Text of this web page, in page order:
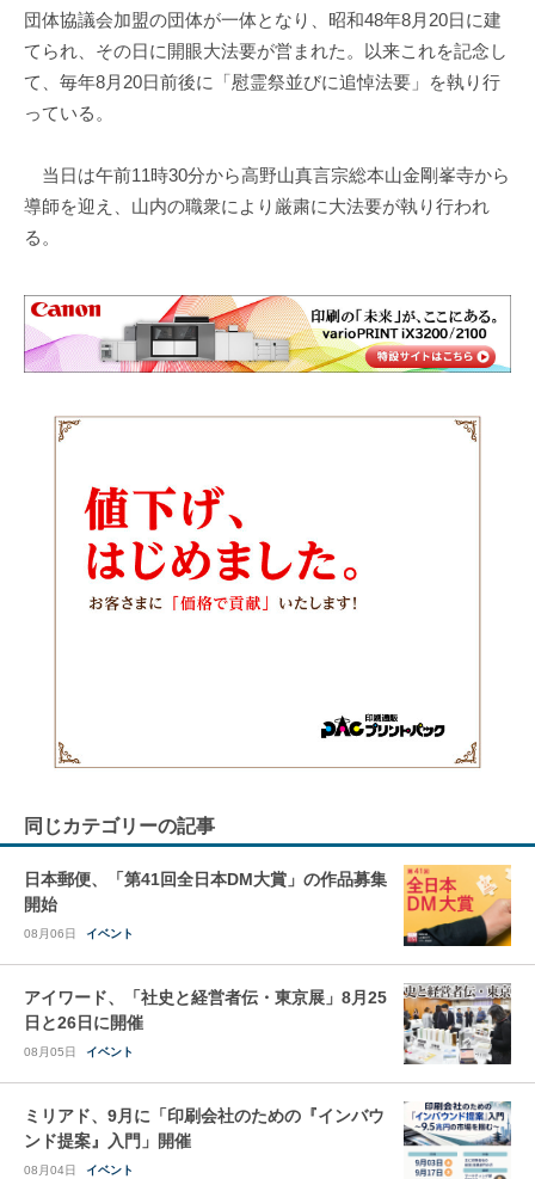
団体協議会加盟の団体が一体となり、昭和48年8月20日に建
てられ、その日に開眼大法要が営まれた。以来これを記念し
て、毎年8月20日前後に「慰霊祭並びに追悼法要」を執り行
っている。
当日は午前11時30分から高野山真言宗総本山金剛峯寺から
導師を迎え、山内の職衆により厳粛に大法要が執り行われ
る。
同じカテゴリーの記事
日本郵便、「第41回全日本DM大賞」の作品募集
開始
08月06日 イベント
アイワード、「社史と経営者伝・東京展」8月25
日と26日に開催
08月05日 イベント
ミリアド、9月に「印刷会社のための『インバウ
ンド提案』入門」開催
08月04日 イベント